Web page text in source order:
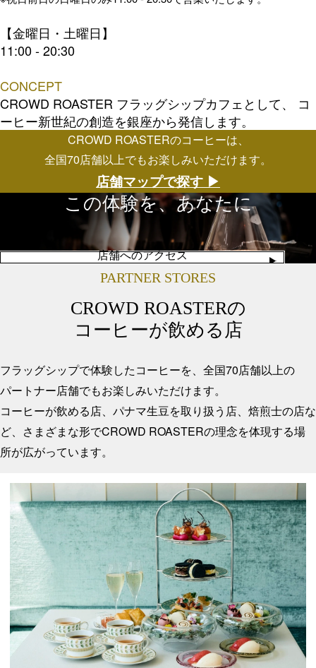
【金曜日・土曜日】
11:00 - 20:30
CONCEPT
CROWD ROASTER フラッグシップカフェとして、 コ
ーヒー新世紀の創造を銀座から発信します。
CROWD ROASTERのコーヒーは、
全国70店舗以上でもお楽しみいただけます。
店舗マップで探す ▶︎
この体験を、あなたに
店舗へのアクセス
PARTNER STORES
CROWD ROASTERの
コーヒーが飲める店
フラッグシップで体験したコーヒーを、全国70店舗以上の
パートナー店舗でもお楽しみいただけます。
コーヒーが飲める店、パナマ生豆を取り扱う店、焙煎士の店な
ど、 さまざまな形でCROWD ROASTERの理念を体現する場
所が広がっています。